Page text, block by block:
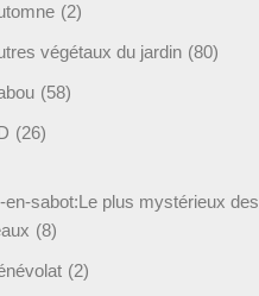
(2)
végétaux du jardin (80)
(58)
(26)
en-sabot:Le plus mystérieux des
(8)
(2)